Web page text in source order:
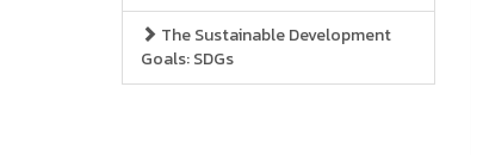
The Sustainable Development
Goals: SDGs